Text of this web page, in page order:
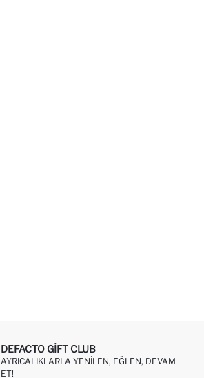
DEFACTO GIFT CLUB
AYRICALIKLARLA YENILEN, EĞLEN, DEVAM
ET!